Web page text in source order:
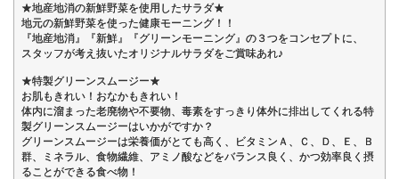
★地産地消の新鮮野菜を使用したサラダ★
地元の新鮮野菜を使った健康モーニング！！
『地産地消』『新鮮』『グリーンモーニング』の３つをコンセプトに、
スタッフが考え抜いたオリジナルサラダをご賞味あれ♪
★特製グリーンスムージー★
お肌もきれい！おなかもきれい！
体内に溜まった老廃物や不要物、毒素をすっきり体外に排出してくれる特
製グリーンスムージーはいかがですか？
グリーンスムージーは栄養価がとても高く、ビタミンＡ、Ｃ、Ｄ、Ｅ、Ｂ
群、ミネラル、食物繊維、アミノ酸などをバランス良く、かつ効率良く摂
ることができる食べ物！